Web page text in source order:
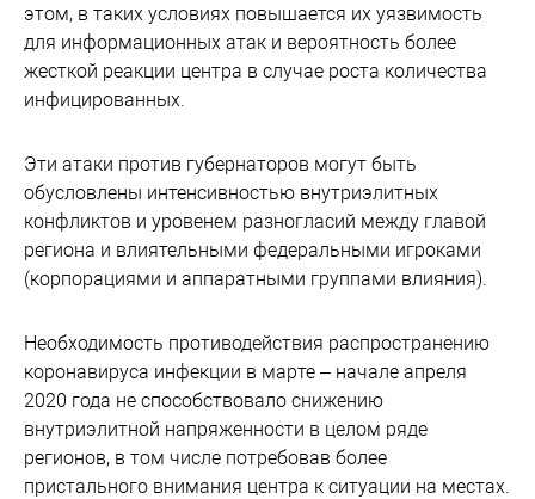
этом, в таких условиях повышается их уязвимость
для информационных атак и вероятность более
жесткой реакции центра в случае роста количества
инфицированных.
Эти атаки против губернаторов могут быть
обусловлены интенсивностью внутриэлитных
конфликтов и уровенем разногласий между главой
региона и влиятельными федеральными игроками
(корпорациями и аппаратными группами влияния).
Необходимость противодействия распространению
коронавируса инфекции в марте – начале апреля
2020 года не способствовало снижению
внутриэлитной напряженности в целом ряде
регионов, в том числе потребовав более
пристального внимания центра к ситуации на местах.